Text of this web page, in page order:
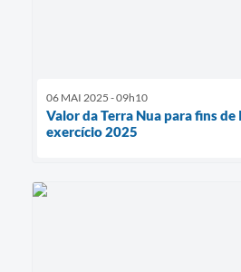
06 MAI 2025 - 09h10
Valor da Terra Nua para fins de
exercício 2025